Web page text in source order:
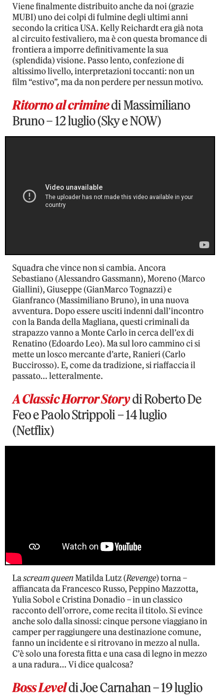
Viene finalmente distribuito anche da noi (grazie
MUBI) uno dei colpi di fulmine degli ultimi anni
secondo la critica USA. Kelly Reichardt era già nota
al circuito festivaliero, ma è con questa bromance di
frontiera a imporre definitivamente la sua
(splendida) visione. Passo lento, confezione di
altissimo livello, interpretazioni toccanti: non un
film “estivo”, ma da non perdere per nessun motivo.
Ritorno al criminedi Massimiliano
Bruno – 12 luglio (Sky e NOW)
Squadra che vince non si cambia. Ancora
Sebastiano (Alessandro Gassmann), Moreno (Marco
Giallini), Giuseppe (GianMarco Tognazzi) e
Gianfranco (Massimiliano Bruno), in una nuova
avventura. Dopo essere usciti indenni dall’incontro
con la Banda della Magliana, questi criminali da
strapazzo vanno a Monte Carlo in cerca dell’ex di
Renatino (Edoardo Leo). Ma sul loro cammino ci si
mette un losco mercante d’arte, Ranieri (Carlo
Buccirosso). E, come da tradizione, si riaffaccia il
passato… letteralmente.
A Classic Horror Storydi Roberto De
Feo e Paolo Strippoli – 14 luglio
(Netflix)
Lascream queenMatilda Lutz (Revenge) torna –
affiancata da Francesco Russo, Peppino Mazzotta,
Yulia Sobol e Cristina Donadio – in un classico
racconto dell’orrore, come recita il titolo. Si evince
anche solo dalla sinossi: cinque persone viaggiano in
camper per raggiungere una destinazione comune,
fanno un incidente e si ritrovano in mezzo al nulla.
C’è solo una foresta fitta e una casa di legno in mezzo
a una radura… Vi dice qualcosa?
Boss Leveldi Joe Carnahan – 19 luglio